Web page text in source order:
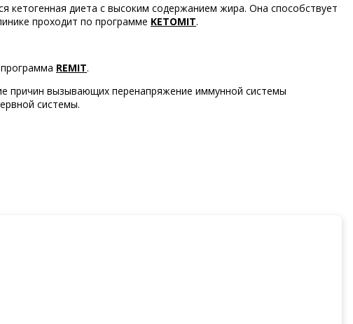
кетогенная диета с высоким содержанием жира. Она способствует
проходит по программе KETOMIT.
REMIT.
причин вызывающих перенапряжение иммунной системы
системы.